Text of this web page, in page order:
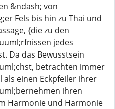
&ndash; von
Fels bis hin zu Thai und
{die zu den
jedes
Da das Bewusstsein
betrachten immer
als einen Eckpfeiler ihrer
ihren
Harmonie und Harmonie